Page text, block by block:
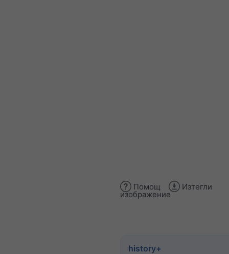
Помощ Изтегли
изображение
history+